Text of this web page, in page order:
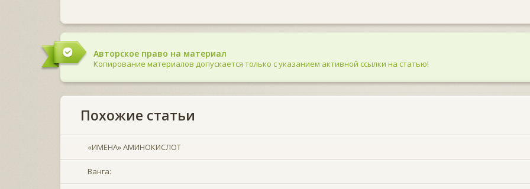
Авторское право на материал
Копирование материалов допускается только с указанием активной ссылки на статью!
Похожие статьи
«ИМЕНА» АМИНОКИСЛОТ
Ванга: